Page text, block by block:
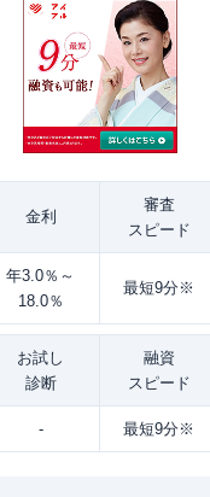
金利
審査
スピード
年3.0％～
18.0％
最短9分※
お試し
診断
融資
スピード
- 最短9分※